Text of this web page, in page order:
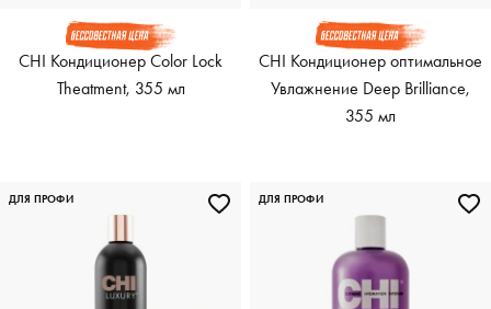
CHI Кондиционер Color Lock
Theatment, 355 мл
CHI Кондиционер оптимальное
Увлажнение Deep Brilliance,
355 мл
ДЛЯ ПРОФИ ДЛЯ ПРОФИ